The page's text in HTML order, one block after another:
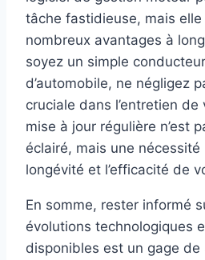
tâche fastidieuse, mais
nombreux avantages à
soyez un simple
d’automobile, ne négligez
cruciale dans l’entretien
mise à jour régulière n’est
éclairé, mais une nécessité
longévité et l’efficacité de
En somme, rester informé
évolutions technologiques
disponibles est un gage